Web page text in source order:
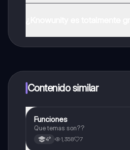
a determinadas funciones.
Contenido similar
Matemáticas
Funciones
Que temas son??
4° 1,358 7